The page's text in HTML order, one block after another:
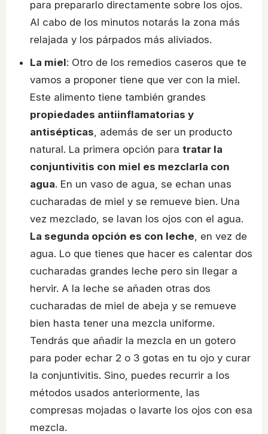
para prepararlo directamente sobre los ojos.
Al cabo de los minutos notarás la zona más
relajada y los párpados más aliviados.
La miel: Otro de los remedios caseros que te
vamos a proponer tiene que ver con la miel.
Este alimento tiene también grandes
propiedades antiinflamatorias y
antisépticas , además de ser un producto
natural. La primera opción para tratar la
conjuntivitis con miel es mezclarla con
agua. En un vaso de agua, se echan unas
cucharadas de miel y se remueve bien. Una
vez mezclado, se lavan los ojos con el agua.
La segunda opción es con leche , en vez de
agua. Lo que tienes que hacer es calentar dos
cucharadas grandes leche pero sin llegar a
hervir. A la leche se añaden otras dos
cucharadas de miel de abeja y se remueve
bien hasta tener una mezcla uniforme.
Tendrás que añadir la mezcla en un gotero
para poder echar 2 o 3 gotas en tu ojo y curar
la conjuntivitis. Sino, puedes recurrir a los
métodos usados anteriormente, las
compresas mojadas o lavarte los ojos con esa
mezcla.